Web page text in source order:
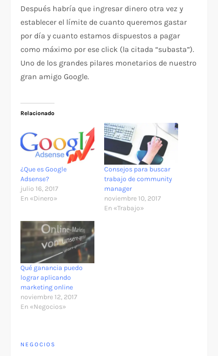
Después habría que ingresar dinero otra vez y
establecer el límite de cuanto queremos gastar
por día y cuanto estamos dispuestos a pagar
como máximo por ese click (la citada “subasta”).
Uno de los grandes pilares monetarios de nuestro
gran amigo Google.
Relacionado
¿Que es Google
Adsense?
julio 16, 2017
En «Dinero»
Consejos para buscar
trabajo de community
manager
noviembre 10, 2017
En «Trabajo»
Qué ganancia puedo
lograr aplicando
marketing online
noviembre 12, 2017
En «Negocios»
NEGOCIOS